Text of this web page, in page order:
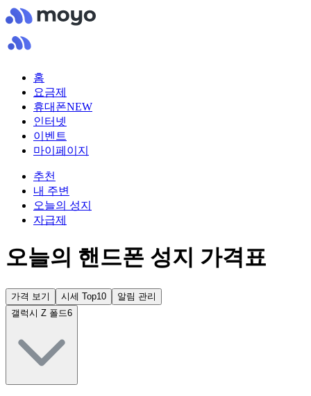
홈
요금제
휴대폰NEW
인터넷
이벤트
마이페이지
추천
내 주변
오늘의 성지
자급제
오늘의 핸드폰 성지 가격표
가격 보기 시세 Top10
알림 관리
갤럭시 Z 폴드6